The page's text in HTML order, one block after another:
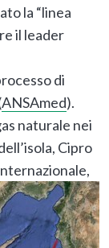
la “linea
il leader
di
ANSAmed).
naturale nei
Cipro